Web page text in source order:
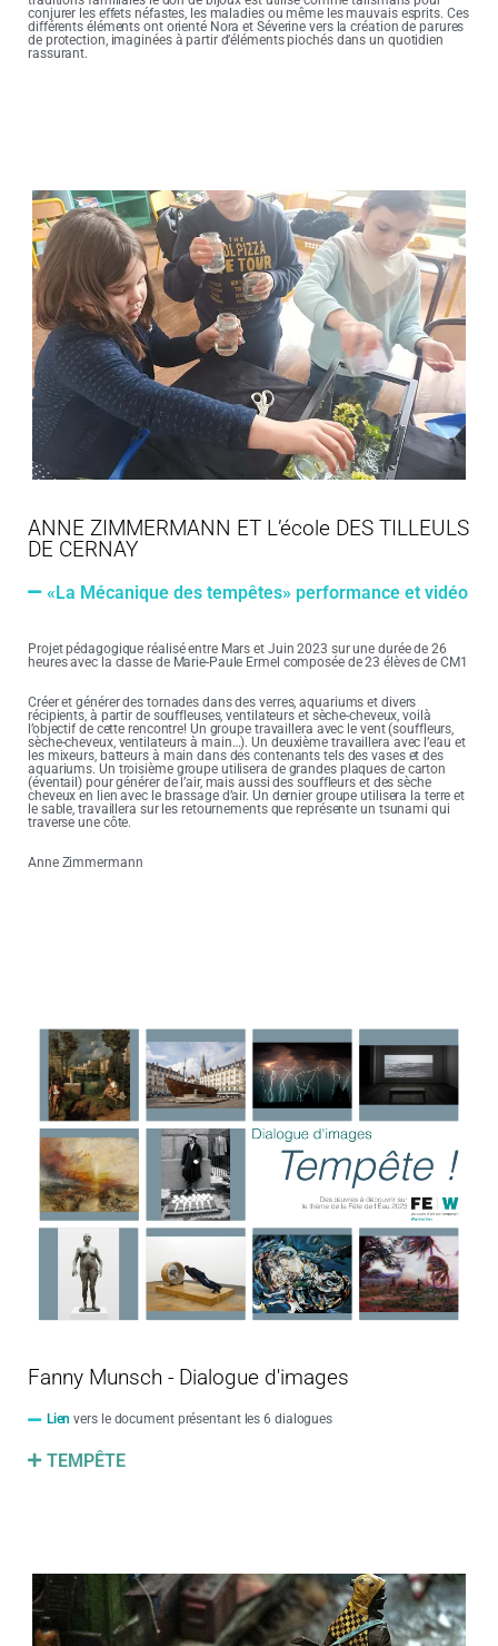
conjurer les effets néfastes, les maladies ou même les mauvais esprits. Ces
différents éléments ont orienté Nora et Séverine vers la création de parures
de protection, imaginées à partir d’éléments piochés dans un quotidien
rassurant.
ANNE ZIMMERMANN ET L’école DES TILLEULS
DE CERNAY
«La Mécanique des tempêtes» performance et vidéo​
Projet pédagogique réalisé entre Mars et Juin 2023 sur une durée de 26
heures avec la classe de Marie-Paule Ermel composée de 23 élèves de CM1
Créer et générer des tornades dans des verres, aquariums et divers
récipients, à partir de souffleuses, ventilateurs et sèche-cheveux, voilà
l’objectif de cette rencontre! Un groupe travaillera avec le vent (souffleurs,
sèche-cheveux, ventilateurs à main…). Un deuxième travaillera avec l’eau et
les mixeurs, batteurs à main dans des contenants tels des vases et des
aquariums. Un troisième groupe utilisera de grandes plaques de carton
(éventail) pour générer de l’air, mais aussi des souffleurs et des sèche
cheveux en lien avec le brassage d’air. Un dernier groupe utilisera la terre et
le sable, travaillera sur les retournements que représente un tsunami qui
traverse une côte.
Anne Zimmermann
Fanny Munsch - Dialogue d'images
Lien vers le document présentant les 6 dialogues
TEMPÊTE